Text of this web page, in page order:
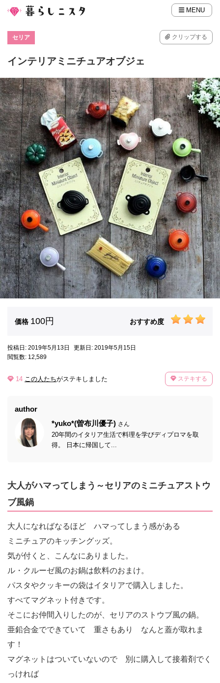
MENU
セリア クリップする
インテリアミニチュアオブジェ
価格 100円 おすすめ度
投稿日: 2019年5月13日
更新日: 2019年5月15日
閲覧数: 12,589
14 この人たちがステキしました ステキする
author
*yuko*(曽布川優子) さん
20年間のイタリア生活で料理を学びディプロマを取
得。 日本に帰国して...
大人がハマってしまう～セリアのミニチュアストウ
ブ風鍋
大人になればなるほど ハマってしまう感がある
ミニチュアのキッチングッズ。
気が付くと、こんなにありました。
ル・クルーゼ風のお鍋は飲料のおまけ。
パスタやクッキーの袋はイタリアで購入しました。
すべてマグネット付きです。
そこにお仲間入りしたのが、セリアのストウブ風の鍋。
亜鉛合金でできていて 重さもあり なんと蓋が取れま
す！
マグネットはついていないので 別に購入して接着剤でく
っければ